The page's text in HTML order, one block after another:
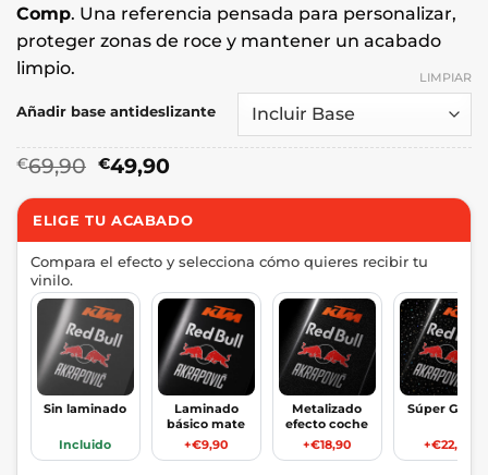
Comp. Una referencia pensada para personalizar,
proteger zonas de roce y mantener un acabado
limpio.
Añadir base antideslizante
LIMPIAR
€69,90 El
original
era:
€69,90.
€49,90El
actual
es:
€49,90.
ELIGE TU ACABADO
Compara el efecto y selecciona cómo quieres recibir tu
vinilo.
Sin laminado
Incluido
Laminado
básico mate
+€9,90
Metalizado
efecto coche
+€18,90
Súper Glitter
+€22,90